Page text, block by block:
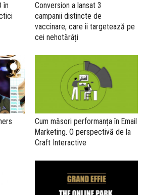
în
Conversion a lansat 3
campanii distincte de
vaccinare, care îi targetează pe
cei nehotărâți
Cum măsori performanța în Email
Marketing. O perspectivă de la
Craft Interactive